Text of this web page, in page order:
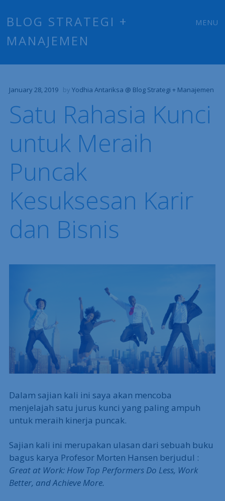
BLOG STRATEGI +
MANAJEMEN
MENU
January 28, 2019 by Yodhia Antariksa @ Blog Strategi + Manajemen
Satu Rahasia Kunci
untuk Meraih
Puncak
Kesuksesan Karir
dan Bisnis
Dalam sajian kali ini saya akan mencoba
menjelajah satu jurus kunci yang paling ampuh
untuk meraih kinerja puncak.
Sajian kali ini merupakan ulasan dari sebuah buku
bagus karya Profesor Morten Hansen berjudul :
Great at Work: How Top Performers Do Less, Work
Better, and Achieve More.